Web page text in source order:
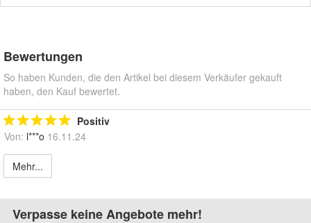
Bewertungen
So haben Kunden, die den Artikel bei diesem Verkäufer gekauft
haben, den Kauf bewertet.
Positiv
Von: l***o 16.11.24
Mehr...
Verpasse keine Angebote mehr!